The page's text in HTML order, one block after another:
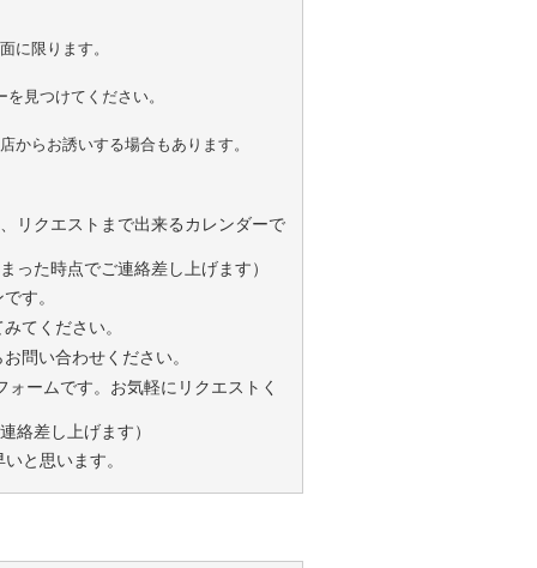
に限ります。
見つけてください。
からお誘いする場合もあります。
リクエストまで出来るカレンダーで
た時点でご連絡差し上げます）
す。
てください。
問い合わせください。
ームです。お気軽にリクエストく
絡差し上げます）
と思います。